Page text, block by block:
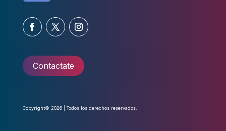
Contactate
Copyright© 2026 | Todos los derechos reservados.